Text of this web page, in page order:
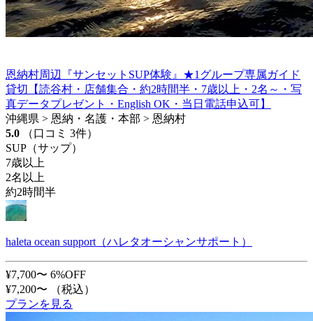
恩納村周辺『サンセットSUP体験』★1グループ専属ガイド
貸切【読谷村・店舗集合・約2時間半・7歳以上・2名～・写
真データプレゼント・English OK・当日電話申込可】
沖縄県 > 恩納・名護・本部 > 恩納村
5.0
（口コミ 3件）
SUP（サップ）
7歳以上
2名以上
約2時間半
haleta ocean support（ハレタオーシャンサポート）
¥7,700〜 6%OFF
¥7,200〜
（税込）
プランを見る